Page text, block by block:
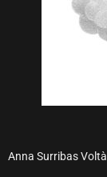
Anna Surribas Voltà